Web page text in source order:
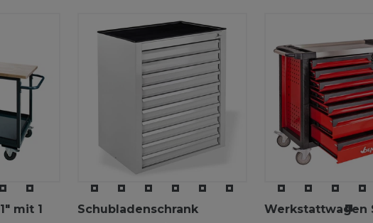
mit 1
Schubladenschrank
Werkstattwagen